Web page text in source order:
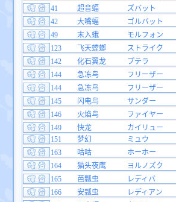
41
超音蝠 ズバット
42
大嘴蝠 ゴルバット
49
末入蛾 モルフォン
123
飞天螳螂 ストライク
142
化石翼龙 プテラ
144
急冻鸟 フリーザー
144
急冻鸟 フリーザー
145
闪电鸟 サンダー
146
火焰鸟 ファイヤー
149
快龙 カイリュー
151
梦幻 ミュウ
163
咕咕 ホーホー
164
猫头夜鹰 ヨルノズク
165
芭瓢虫 レディバ
166
安瓢虫 レディアン